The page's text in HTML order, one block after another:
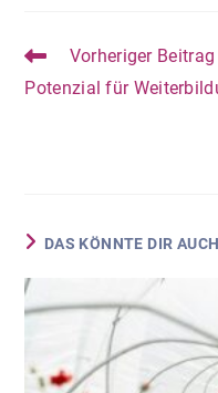
Vorheriger Beitrag
Potenzial für
DAS KÖNNTE DIR